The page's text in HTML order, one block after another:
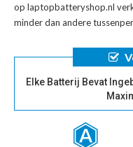
op laptopbatteryshop.nl
minder dan andere
Elke Batterij Bevat